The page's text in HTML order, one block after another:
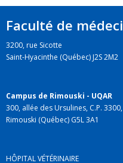
Faculté de
3200, rue Sicotte
Saint-Hyacinthe (Québec) J2S 2M2
Campus de Rimouski - UQAR
300, allée des Ursulines, C.P.
Rimouski (Québec) G5L 3A1
HÔPITAL VÉTÉRINAIRE